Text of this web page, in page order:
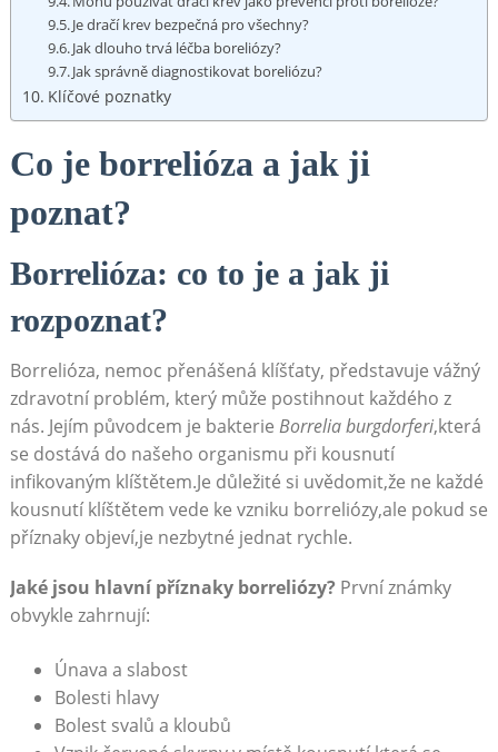
Je dračí krev bezpečná pro všechny?
Jak dlouho trvá léčba boreliózy?
Jak správně diagnostikovat boreliózu?
Klíčové poznatky
Co je borrelióza a jak ji
poznat?
Borrelióza: co to je a jak ji
rozpoznat?
Borrelióza, nemoc přenášená klíšťaty, představuje vážný
zdravotní problém, který může postihnout každého z
nás. Jejím původcem je bakterie Borrelia burgdorferi,která
se dostává do našeho organismu při kousnutí
infikovaným klíštětem.Je důležité si uvědomit,že ne každé
kousnutí klíštětem vede ke vzniku borreliózy,ale pokud se
příznaky objeví,je nezbytné jednat rychle.
Jaké jsou hlavní příznaky borreliózy? První známky
obvykle zahrnují:
Únava a slabost
Bolesti hlavy
Bolest svalů a kloubů